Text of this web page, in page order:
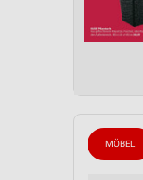
MÖBEL